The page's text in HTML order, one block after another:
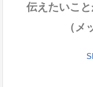
伝えたいこ
（メ